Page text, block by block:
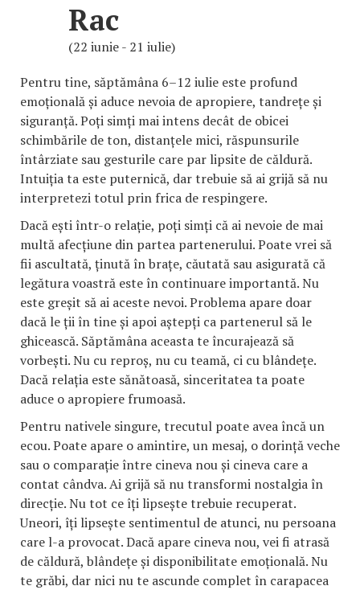
Rac
(22 iunie - 21 iulie)
Pentru tine, săptămâna 6–12 iulie este profund
emoțională și aduce nevoia de apropiere, tandrețe și
siguranță. Poți simți mai intens decât de obicei
schimbările de ton, distanțele mici, răspunsurile
întârziate sau gesturile care par lipsite de căldură.
Intuiția ta este puternică, dar trebuie să ai grijă să nu
interpretezi totul prin frica de respingere.
Dacă ești într-o relație, poți simți că ai nevoie de mai
multă afecțiune din partea partenerului. Poate vrei să
fii ascultată, ținută în brațe, căutată sau asigurată că
legătura voastră este în continuare importantă. Nu
este greșit să ai aceste nevoi. Problema apare doar
dacă le ții în tine și apoi aștepți ca partenerul să le
ghicească. Săptămâna aceasta te încurajează să
vorbești. Nu cu reproș, nu cu teamă, ci cu blândețe.
Dacă relația este sănătoasă, sinceritatea ta poate
aduce o apropiere frumoasă.
Pentru nativele singure, trecutul poate avea încă un
ecou. Poate apare o amintire, un mesaj, o dorință veche
sau o comparație între cineva nou și cineva care a
contat cândva. Ai grijă să nu transformi nostalgia în
direcție. Nu tot ce îți lipsește trebuie recuperat.
Uneori, îți lipsește sentimentul de atunci, nu persoana
care l-a provocat. Dacă apare cineva nou, vei fi atrasă
de căldură, blândețe și disponibilitate emoțională. Nu
te grăbi, dar nici nu te ascunde complet în carapacea